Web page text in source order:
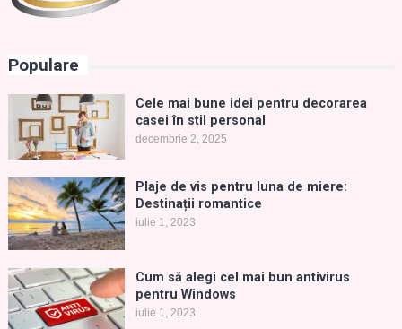
Populare
Cele mai bune idei pentru decorarea
casei în stil personal
decembrie 2, 2025
Plaje de vis pentru luna de miere:
Destinații romantice
iulie 1, 2023
Cum să alegi cel mai bun antivirus
pentru Windows
iulie 1, 2023